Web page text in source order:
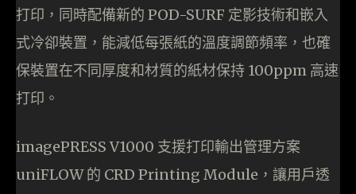
打印，同時配備新的 POD-SURF 定影技術和嵌入
式冷卻裝置，能減低每張紙的溫度調節頻率，也確
保裝置在不同厚度和材質的紙材保持 100ppm 高速
打印。
imagePRESS V1000 支援打印輸出管理方案
uniFLOW 的 CRD Printing Module，讓用戶透